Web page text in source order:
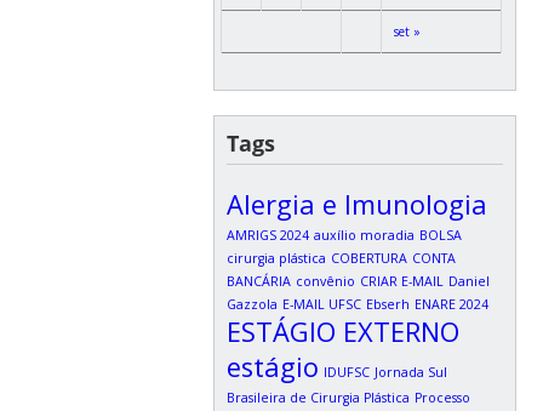
set »
Tags
Alergia e Imunologia
AMRIGS 2024 auxílio moradia BOLSA
cirurgia plástica COBERTURA CONTA
BANCÁRIA convênio CRIAR E-MAIL Daniel
Gazzola E-MAIL UFSC Ebserh ENARE 2024
ESTÁGIO EXTERNO
estágio IDUFSC Jornada Sul
Brasileira de Cirurgia Plástica Processo